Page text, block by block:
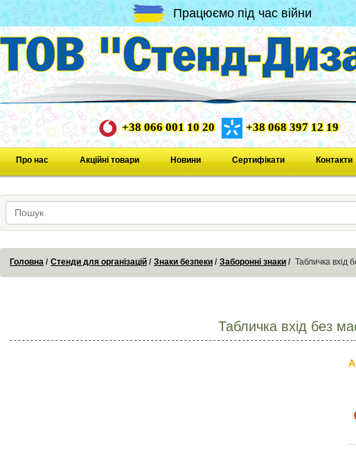
Працюємо під час війни
+38 066 001 10 20 +38 068 397 12 19
Про нас Акційні товари Новини Сертифікати Контакти
Головна Стенди для організацій Знаки безпеки Заборонні знаки Табличка вхід
Табличка вхід без